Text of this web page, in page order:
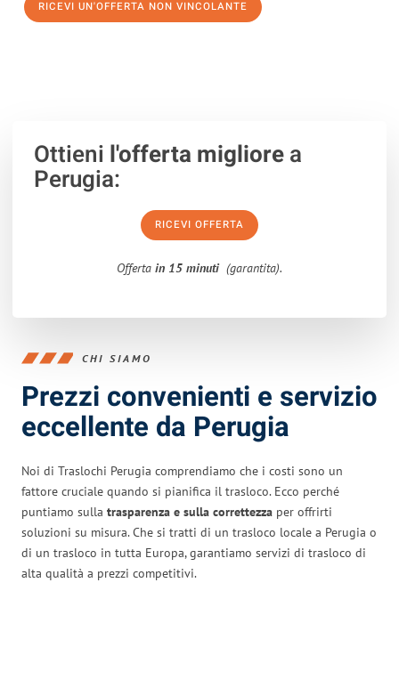
RICEVI UN'OFFERTA NON VINCOLANTE
Ottieni l'offerta migliorea
Perugia:
RICEVI OFFERTA
Offerta in 15 minuti (garantita).
CHI SIAMO
Prezzi convenienti e servizio
eccellente da Perugia
Noi di Traslochi Perugia comprendiamo che i costi sono un
fattore cruciale quando si pianifica il trasloco. Ecco perché
puntiamo sulla trasparenza e sulla correttezza per offrirti
soluzioni su misura. Che si tratti di un trasloco locale a Perugia o
di un trasloco in tutta Europa, garantiamo servizi di trasloco di
alta qualità a prezzi competitivi.